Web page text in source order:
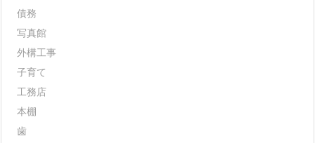
債務
写真館
外構工事
子育て
工務店
本棚
歯